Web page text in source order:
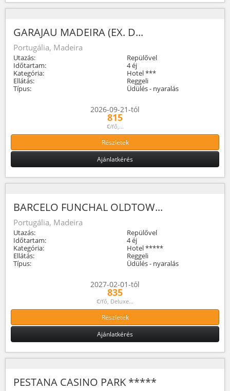
GARAJAU MADEIRA (EX. D...
Portugália, Madeira
Utazás:
Repülővel
Időtartam:
4 éj
Kategória:
Hotel ***
Ellátás:
Reggeli
Típus:
Üdülés - nyaralás
2026-09-21-tól
815
€/fő,...
Részletek
Ajánlatkérés
BARCELO FUNCHAL OLDTOW...
Portugália, Madeira
Utazás:
Repülővel
Időtartam:
4 éj
Kategória:
Hotel *****
Ellátás:
Reggeli
Típus:
Üdülés - nyaralás
2027-02-01-tól
835
€/fő, Deluxe...
Részletek
Ajánlatkérés
PESTANA CASINO PARK *****